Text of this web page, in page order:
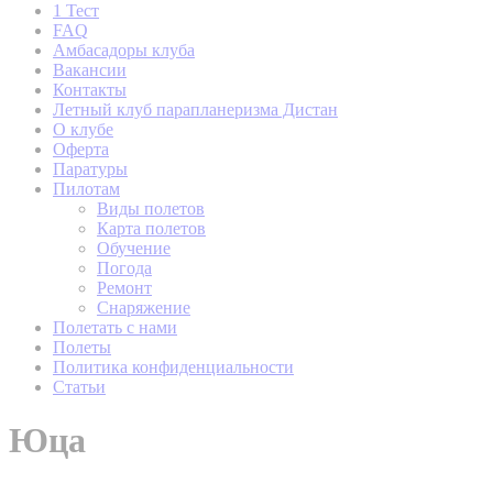
1 Тест
FAQ
Амбасадоры клуба
Вакансии
Контакты
Летный клуб парапланеризма Дистан
О клубе
Оферта
Паратуры
Пилотам
Виды полетов
Карта полетов
Обучение
Погода
Ремонт
Снаряжение
Полетать с нами
Полеты
Политика конфиденциальности
Статьи
Юца